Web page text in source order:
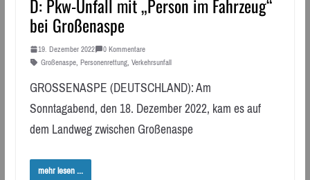
D: Pkw-Unfall mit „Person im Fahrzeug“
bei Großenaspe
19. Dezember 2022
0 Kommentare
Großenaspe, Personenrettung, Verkehrsunfall
GROSSENASPE (DEUTSCHLAND): Am
Sonntagabend, den 18. Dezember 2022, kam es auf
dem Landweg zwischen Großenaspe
mehr lesen ...